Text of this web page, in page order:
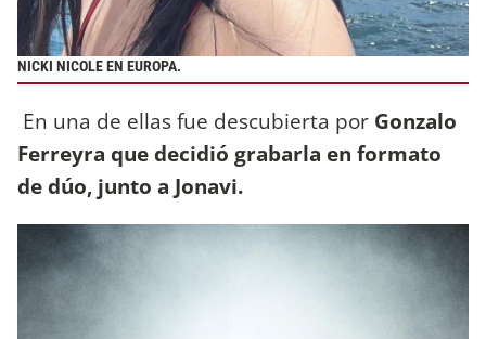
NICKI NICOLE EN EUROPA.
En una de ellas fue descubierta por Gonzalo
Ferreyra que decidió grabarla en formato
de dúo, junto a Jonavi.